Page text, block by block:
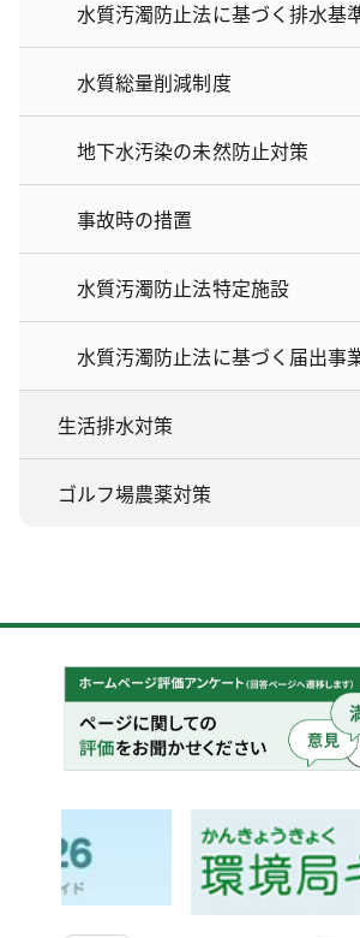
水質汚濁防止法に基づく排水基
水質総量削減制度
地下水汚染の未然防止対策
事故時の措置
水質汚濁防止法特定施設
水質汚濁防止法に基づく届出事
生活排水対策
ゴルフ場農薬対策